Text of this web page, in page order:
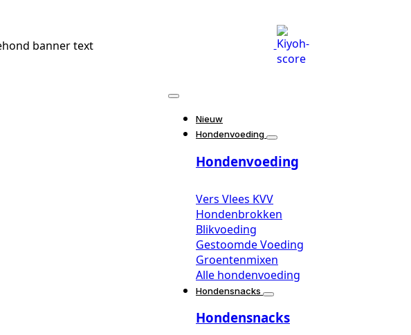
Nieuw
Hondenvoeding
Hondenvoeding
Vers Vlees KVV
Hondenbrokken
Blikvoeding
Gestoomde Voeding
Groentenmixen
Alle hondenvoeding
Hondensnacks
Hondensnacks